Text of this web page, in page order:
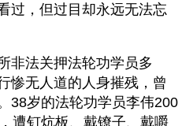
过，但过目却永远无法忘
非法关押法轮功学员多
惨无人道的人身摧残，曾
38岁的法轮功学员李伟200
遭钉炕板、戴镣子、戴嚼